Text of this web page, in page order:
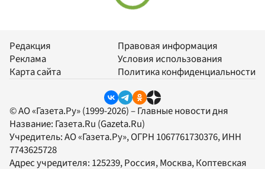
Редакция
Реклама
Карта сайта
Правовая информация
Условия использования
Политика конфиденциальности
© АО «Газета.Ру» (1999-2026) – Главные новости дня
Название: Газета.Ru (Gazeta.Ru)
Учредитель:АО «Газета.Ру», ОГРН 1067761730376, ИНН
7743625728
Адрес учредителя: 125239, Россия, Москва, Коптевская